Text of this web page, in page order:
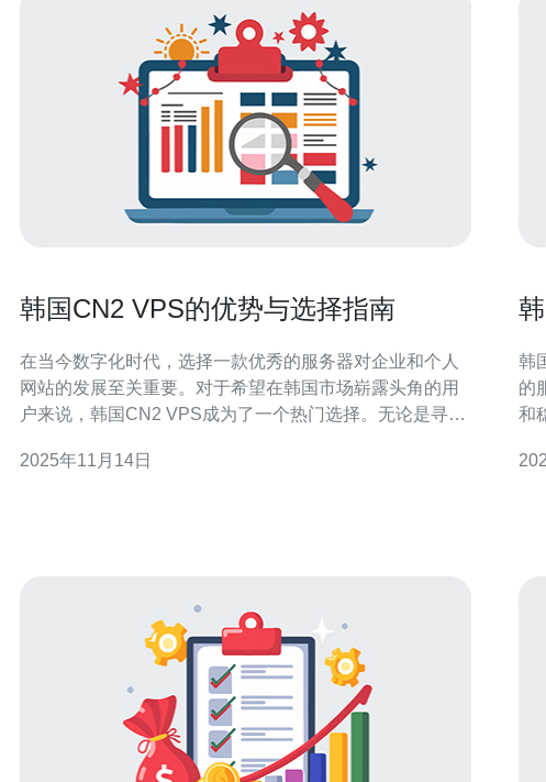
韩国CN2 VPS的优势与选择指南
在当今数字化时代，选择一款优秀的服务器对企业和个人
网站的发展至关重要。对于希望在韩国市场崭露头角的用
户来说，韩国CN2 VPS成为了一个热门选择。无论是寻找
VPS都能满足不同用户的需求。本文将深入探讨韩国CN2
2025年11月14日
韩国
的
和
和